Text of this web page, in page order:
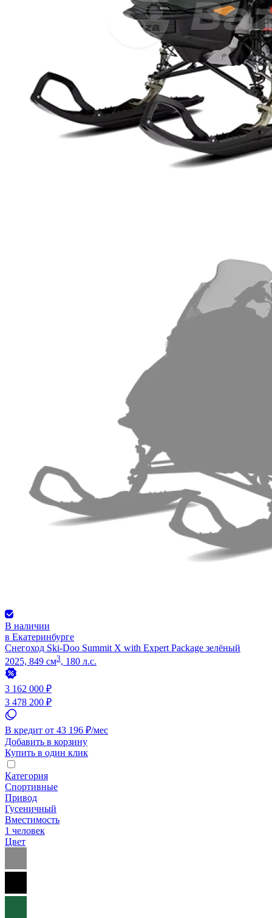
В наличии
в Екатеринбурге
Снегоход Ski-Doo Summit X with Expert Package зелёный
2025, 849 см3, 180 л.с.
3 162 000 ₽
3 478 200 ₽
В кредит от 43 196 ₽/мес
Добавить в корзину
Купить в один клик
Категория
Спортивные
Привод
Гусеничный
Вместимость
1 человек
Цвет